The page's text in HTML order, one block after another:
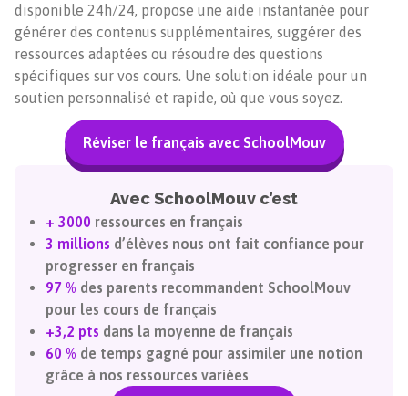
disponible 24h/24, propose une aide instantanée pour
générer des contenus supplémentaires, suggérer des
ressources adaptées ou résoudre des questions
spécifiques sur vos cours. Une solution idéale pour un
soutien personnalisé et rapide, où que vous soyez.
Réviser le français avec SchoolMouv
Avec SchoolMouv c’est
+ 3000 ressources en français
3 millions d’élèves nous ont fait confiance pour
progresser en français
97 % des parents recommandent SchoolMouv
pour les cours de français
+3,2 pts dans la moyenne de français
60 % de temps gagné pour assimiler une notion
grâce à nos ressources variées